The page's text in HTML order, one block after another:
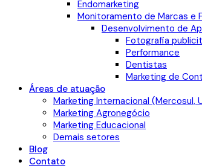
Endomarketing
Monitoramento de Marcas e
Desenvolvimento de
Fotografia
Performance
Dentistas
Marketing de
Áreas de atuação
Marketing Internacional (Mercosul,
Marketing Agronegócio
Marketing Educacional
Demais setores
Blog
Contato